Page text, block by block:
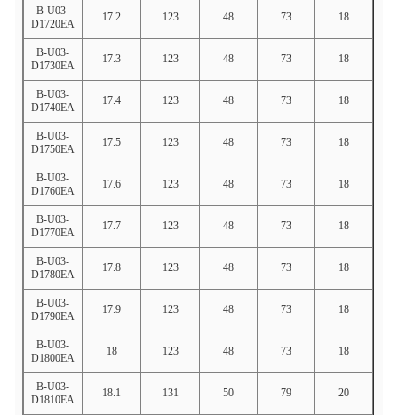
B-U03-
D1720EA
17.2 123 48 73 18
B-U03-
D1730EA
17.3 123 48 73 18
B-U03-
D1740EA
17.4 123 48 73 18
B-U03-
D1750EA
17.5 123 48 73 18
B-U03-
D1760EA
17.6 123 48 73 18
B-U03-
D1770EA
17.7 123 48 73 18
B-U03-
D1780EA
17.8 123 48 73 18
B-U03-
D1790EA
17.9 123 48 73 18
B-U03-
D1800EA
18 123 48 73 18
B-U03-
D1810EA
18.1 131 50 79 20